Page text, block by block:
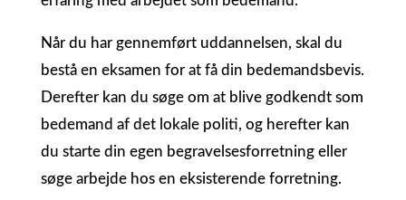
Når du har gennemført uddannelsen, skal du
bestå en eksamen for at få din bedemandsbevis.
Derefter kan du søge om at blive godkendt som
bedemand af det lokale politi, og herefter kan
du starte din egen begravelsesforretning eller
søge arbejde hos en eksisterende forretning.